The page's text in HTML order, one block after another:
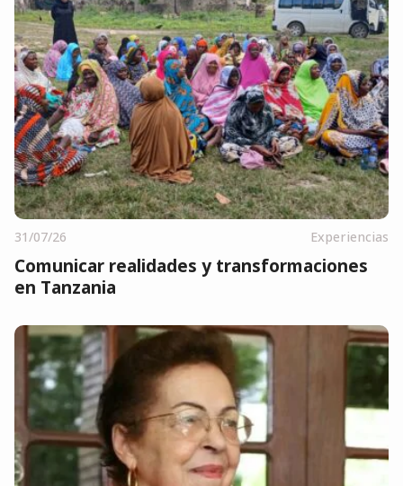
31/07/26 Experiencias
Comunicar realidades y transformaciones
en Tanzania